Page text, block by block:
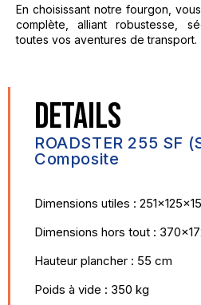
En choisissant notre fourgon,
complète, alliant robustesse,
toutes vos aventures de transport.
DETAILS
ROADSTER 255 SF
Composite
Dimensions utiles :
Dimensions hors tout :
Hauteur plancher : 55 cm
Poids à vide : 350 kg